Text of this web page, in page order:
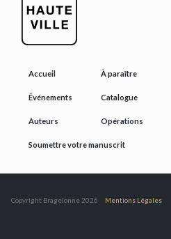
Accueil À paraître
Événements Catalogue
Auteurs Opérations
Soumettre votre manuscrit
Copyright Bragelonne 2026 Mentions Légales